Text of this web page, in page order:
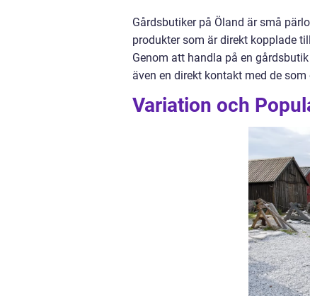
Gårdsbutiker på Öland är små
produkter som är direkt kopplade
Genom att handla på en
även en direkt kontakt med de
Variation och